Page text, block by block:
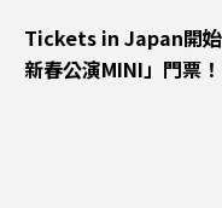
Tickets in Japan開始
新春公演MINI」門票！